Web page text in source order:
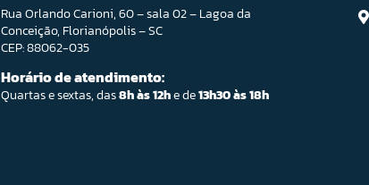
Rua Orlando Carioni, 60 – sala 02 – Lagoa da
Conceição, Florianópolis – SC
CEP: 88062-035
Horário de atendimento:
Quartas e sextas, das8h às 12he de13h30 às 18h